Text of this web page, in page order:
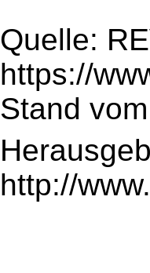
Quelle:
https://
Stand
http://